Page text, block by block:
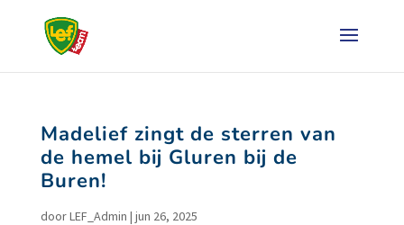
Madelief zingt de sterren van
de hemel bij Gluren bij de
Buren!
doorLEF_Admin | jun 26, 2025